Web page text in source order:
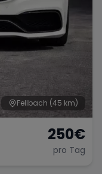
Fellbach (45 km)
250€
pro Tag